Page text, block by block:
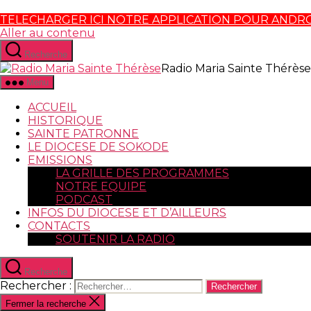
TELECHARGER ICI NOTRE APPLICATION POUR
Aller au contenu
Recherche
Radio Maria Sainte Thérèse
Menu
ACCUEIL
HISTORIQUE
SAINTE PATRONNE
LE DIOCESE DE SOKODE
EMISSIONS
LA GRILLE DES PROGRAMMES
NOTRE EQUIPE
PODCAST
INFOS DU DIOCESE ET D’AILLEURS
CONTACTS
SOUTENIR LA RADIO
Recherche
Rechercher :
Fermer la recherche